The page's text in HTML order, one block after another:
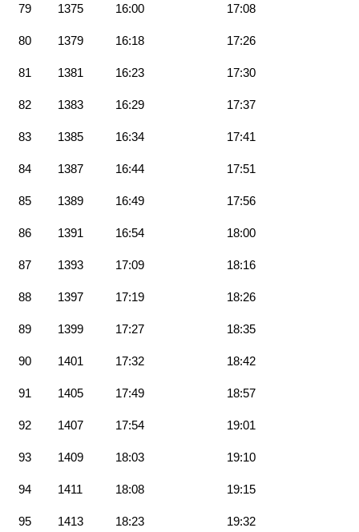
79 1375 16:00 17:08
80 1379 16:18 17:26
81 1381 16:23 17:30
82 1383 16:29 17:37
83 1385 16:34 17:41
84 1387 16:44 17:51
85 1389 16:49 17:56
86 1391 16:54 18:00
87 1393 17:09 18:16
88 1397 17:19 18:26
89 1399 17:27 18:35
90 1401 17:32 18:42
91 1405 17:49 18:57
92 1407 17:54 19:01
93 1409 18:03 19:10
94 1411 18:08 19:15
95 1413 18:23 19:32